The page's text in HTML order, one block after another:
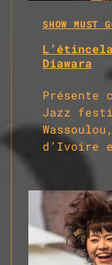
SHOW MUST
Diawara
Présente
Jazz
d’Ivoire